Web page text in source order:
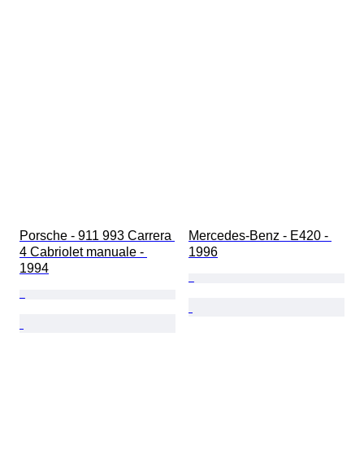
Porsche - 911 993 Carrera
4 Cabriolet manuale -
1994
Mercedes-Benz - E420 -
1996